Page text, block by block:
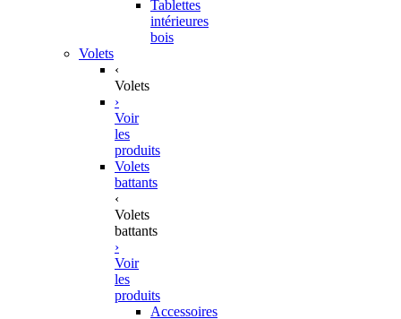
Tablettes
intérieures
bois
Volets
‹
Volets
›
Voir
les
produits
Volets
battants
‹
Volets
battants
›
Voir
les
produits
Accessoires